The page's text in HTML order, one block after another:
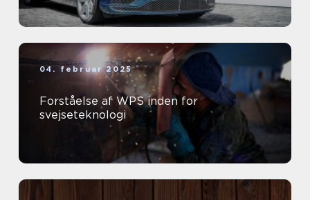
04. februar 2025
Forståelse af WPS inden for
svejseteknologi